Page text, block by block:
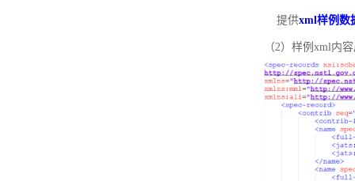
提供xml样例数
（2）样例xml内